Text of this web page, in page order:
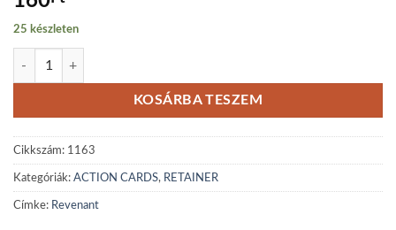
25 készleten
Revenant mennyiség
KOSÁRBA TESZEM
Cikkszám: 1163
Kategóriák: ACTION CARDS, RETAINER
Címke: Revenant